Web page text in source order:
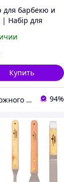
для барбекю и
| Набір для
(MH-0915)
Купить
Для кожного дому 94%